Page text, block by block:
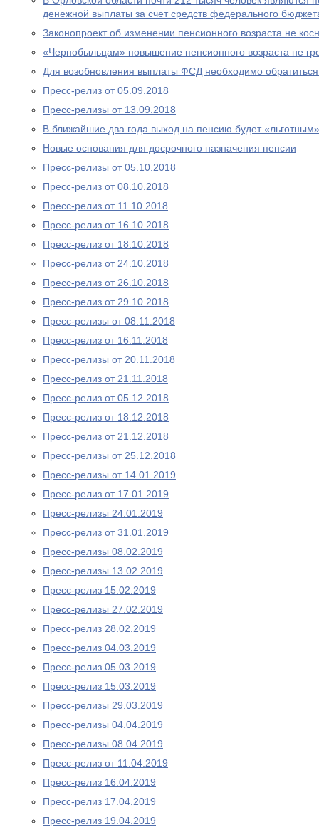
денежной выплаты за счет средств федерального
Законопроект об изменении пенсионного возраста не
«Чернобыльцам» повышение пенсионного возраста не
Для возобновления выплаты ФСД необходимо
Пресс-релиз от 05.09.2018
Пресс-релизы от 13.09.2018
В ближайшие два года выход на пенсию будет «льготным»
Новые основания для досрочного назначения пенсии
Пресс-релизы от 05.10.2018
Пресс-релиз от 08.10.2018
Пресс-релиз от 11.10.2018
Пресс-релиз от 16.10.2018
Пресс-релиз от 18.10.2018
Пресс-релиз от 24.10.2018
Пресс-релиз от 26.10.2018
Пресс-релиз от 29.10.2018
Пресс-релизы от 08.11.2018
Пресс-релиз от 16.11.2018
Пресс-релизы от 20.11.2018
Пресс-релиз от 21.11.2018
Пресс-релиз от 05.12.2018
Пресс-релиз от 18.12.2018
Пресс-релиз от 21.12.2018
Пресс-релизы от 25.12.2018
Пресс-релизы от 14.01.2019
Пресс-релиз от 17.01.2019
Пресс-релизы 24.01.2019
Пресс-релиз от 31.01.2019
Пресс-релизы 08.02.2019
Пресс-релизы 13.02.2019
Пресс-релиз 15.02.2019
Пресс-релизы 27.02.2019
Пресс-релиз 28.02.2019
Пресс-релиз 04.03.2019
Пресс-релиз 05.03.2019
Пресс-релиз 15.03.2019
Пресс-релизы 29.03.2019
Пресс-релизы 04.04.2019
Пресс-релизы 08.04.2019
Пресс-релиз от 11.04.2019
Пресс-релиз 16.04.2019
Пресс-релиз 17.04.2019
Пресс-релиз 19.04.2019